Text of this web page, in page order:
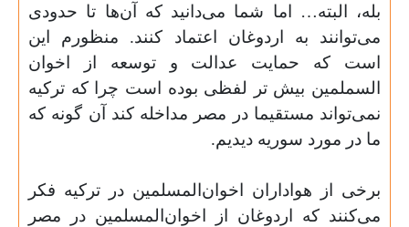
بله، البته… اما شما می‌دانید که آن‌ها تا حدودی
می‌توانند به اردوغان اعتماد کنند. منظورم این
است که حمایت عدالت و توسعه از اخوان
السملمین بیش تر لفظی بوده است چرا که ترکیه
نمی‌تواند مستقیما در مصر مداخله کند آن گونه که
ما در مورد سوریه دیدیم.
برخی از هواداران اخوان‌المسلمین در ترکیه فکر
می‌کنند که اردوغان از اخوان‌ا‌لمسلمین در مصر